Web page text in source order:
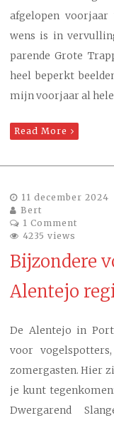
afgelopen
wens is in
parende Grote
heel beperkt
mijn voorjaar al
Read More
11 december 2024
Bert
1 Comment
4235 views
Bijzondere
Alentejo
De Alentejo in
voor
zomergasten. Hier
je kunt
Dwergarend